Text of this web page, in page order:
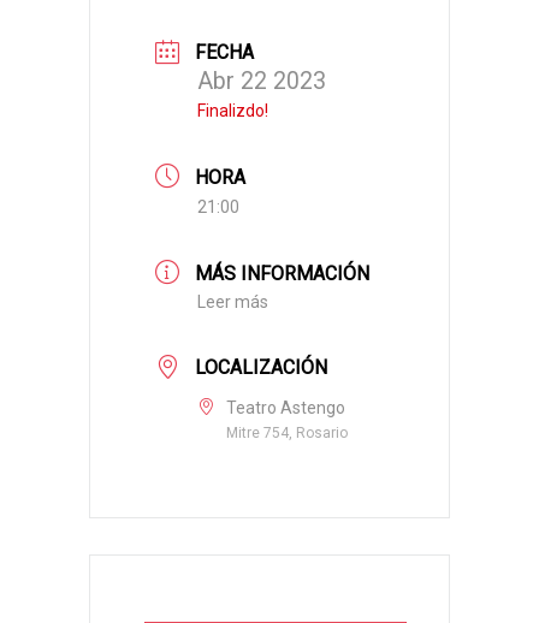
FECHA
Abr 22 2023
Finalizdo!
HORA
21:00
MÁS INFORMACIÓN
Leer más
LOCALIZACIÓN
Teatro Astengo
Mitre 754, Rosario